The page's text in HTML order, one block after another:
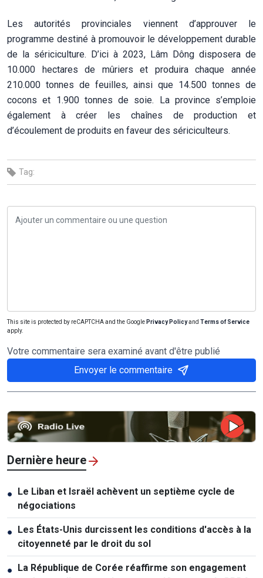
Les autorités provinciales viennent d’approuver le
programme destiné à promouvoir le développement durable
de la sériciculture. D’ici à 2023, Lâm Dông disposera de
10.000 hectares de mûriers et produira chaque année
210.000 tonnes de feuilles, ainsi que 14.500 tonnes de
cocons et 1.900 tonnes de soie. La province s’emploie
également à créer les chaînes de production et
d’écoulement de produits en faveur des sériciculteurs.
Tag:
This site is protected by reCAPTCHA and the Google Privacy Policyand Terms of Service
apply.
Votre commentaire sera examiné avant d'être publié
Envoyer le commentaire
Dernière heure
● Le Liban et Israël achèvent un septième cycle de
négociations
● Les États-Unis durcissent les conditions d'accès à la
citoyenneté par le droit du sol
● La République de Corée réaffirme son engagement